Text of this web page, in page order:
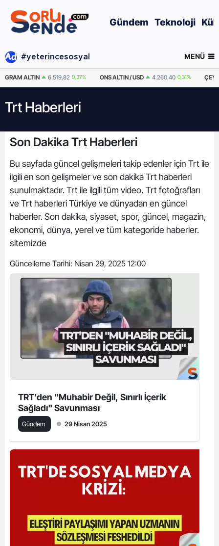
Gündem Teknoloji
#yeterincesosyal MENÜ
GRAM ALTIN 6.519,82 0,37% ONS ALTIN / USD 4.260,40 0,31%
Trt Haberleri
Son Dakika Trt Haberleri
Bu sayfada güncel gelişmeleri takip edenler için Trt ile
ilgili en son gelişmeler ve son dakika Trt haberleri
sunulmaktadır. Trt ile ilgili tüm video, Trt fotoğrafları
ve Trt haberleri Türkiye ve dünyadan en güncel
haberler. Son dakika, siyaset, spor, güncel, magazin,
ekonomi, dünya, yerel ve tüm kategoride haberler.
sitemizde
Güncelleme Tarihi: Nisan 29, 2025 12:00
TRT’den "Muhabir Değil, Sınırlı İçerik
Sağladı" Savunması
Gündem 29 Nisan 2025